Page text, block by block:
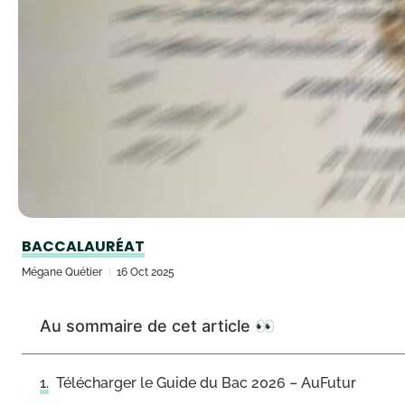
BACCALAURÉAT
Mégane Quétier 16 Oct 2025
Au sommaire de cet article 👀
Télécharger le Guide du Bac 2026 – AuFutur